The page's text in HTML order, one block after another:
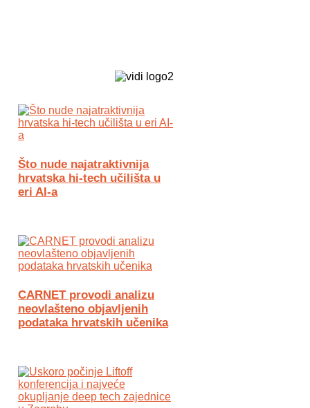
Što nude najatraktivnija
hrvatska hi-tech učilišta u
eri AI-a
CARNET provodi analizu
neovlašteno objavljenih
podataka hrvatskih učenika